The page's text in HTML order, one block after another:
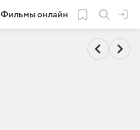
Фильмы онлайн